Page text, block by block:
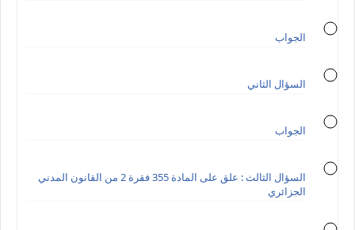
الجواب
السؤال الثاني
الجواب
السؤال الثالث : علق على المادة 355 فقرة 2 من القانون المدني
الجزائري